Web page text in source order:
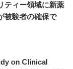
ティー領域に新薬
被験者の確保で
on Clinical